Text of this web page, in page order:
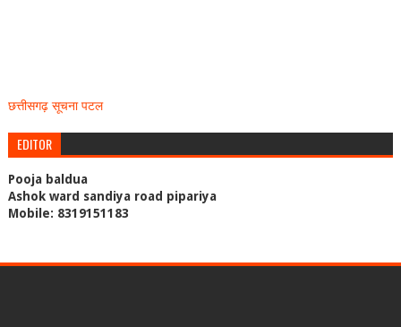
छत्तीसगढ़ सूचना पटल
EDITOR
Pooja baldua
Ashok ward sandiya road pipariya
Mobile: 8319151183